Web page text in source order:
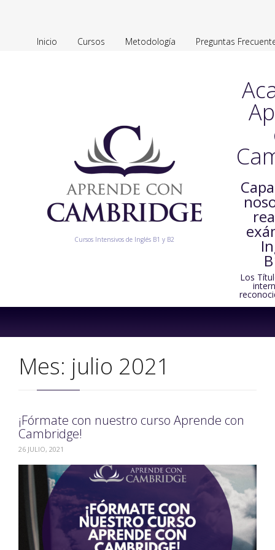
Inicio Cursos Metodología Preguntas
Cursos Intensivos de Inglés B1 y B2
Los
content
Mes: julio 2021
¡Fórmate con nuestro curso Aprende con
Cambridge!
26 JULIO, 2021